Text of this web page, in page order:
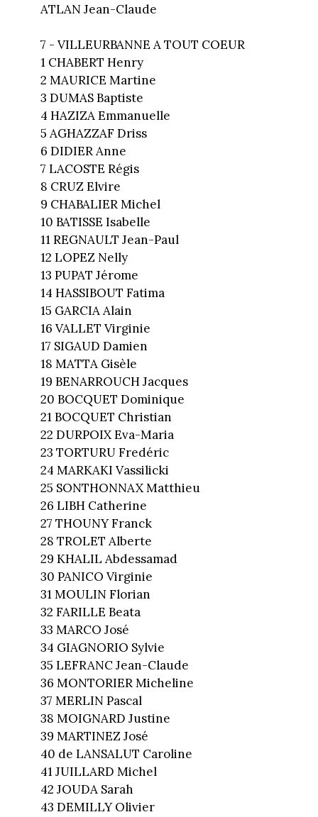
ATLAN Jean-Claude
7 - VILLEURBANNE A TOUT COEUR
1 CHABERT Henry
2 MAURICE Martine
3 DUMAS Baptiste
4 HAZIZA Emmanuelle
5 AGHAZZAF Driss
6 DIDIER Anne
7 LACOSTE Régis
8 CRUZ Elvire
9 CHABALIER Michel
10 BATISSE Isabelle
11 REGNAULT Jean-Paul
12 LOPEZ Nelly
13 PUPAT Jérome
14 HASSIBOUT Fatima
15 GARCIA Alain
16 VALLET Virginie
17 SIGAUD Damien
18 MATTA Gisèle
19 BENARROUCH Jacques
20 BOCQUET Dominique
21 BOCQUET Christian
22 DURPOIX Eva-Maria
23 TORTURU Fredéric
24 MARKAKI Vassilicki
25 SONTHONNAX Matthieu
26 LIBH Catherine
27 THOUNY Franck
28 TROLET Alberte
29 KHALIL Abdessamad
30 PANICO Virginie
31 MOULIN Florian
32 FARILLE Beata
33 MARCO José
34 GIAGNORIO Sylvie
35 LEFRANC Jean-Claude
36 MONTORIER Micheline
37 MERLIN Pascal
38 MOIGNARD Justine
39 MARTINEZ José
40 de LANSALUT Caroline
41 JUILLARD Michel
42 JOUDA Sarah
43 DEMILLY Olivier